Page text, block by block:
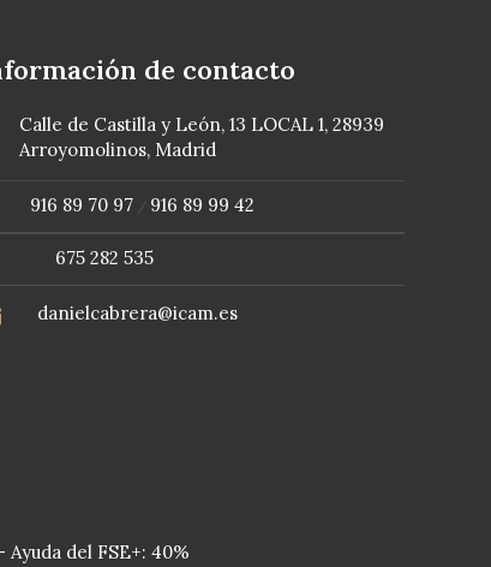
de contacto
Calle de Castilla y León, 13 LOCAL 1, 28939
Arroyomolinos, Madrid
916 89 70 97 / 916 89 99 42
675 282 535
danielcabrera@icam.es
del FSE+: 40%